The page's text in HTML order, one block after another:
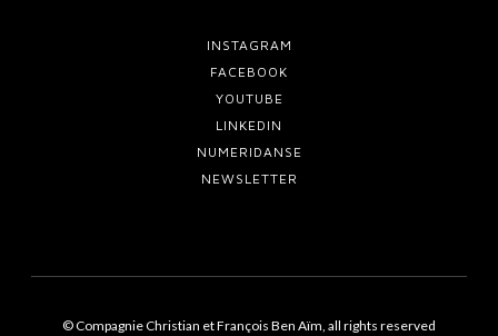
INSTAGRAM
FACEBOOK
YOUTUBE
LINKEDIN
NUMERIDANSE
NEWSLETTER
© Compagnie Christian et François Ben Aïm, all rights reserved